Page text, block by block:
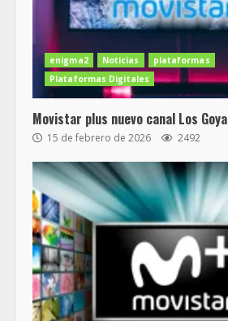
enigma2 Noticias
plataformas
Plataformas Digitales
Movistar plus nuevo canal Los Goya
15 de febrero de 2026 2492